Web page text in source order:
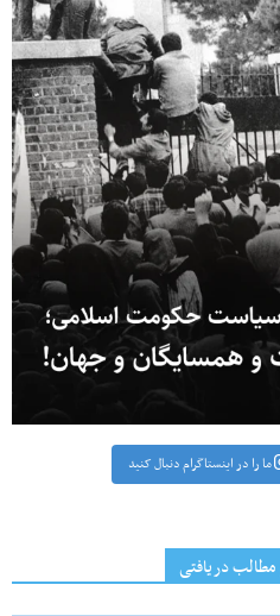
ما را در اینستاگرام دنبال کنید
دریافتی